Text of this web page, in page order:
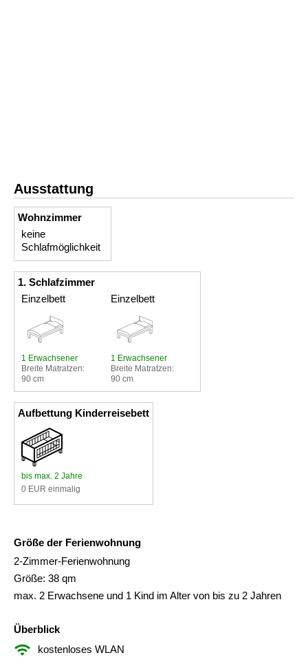
Ausstattung
Wohnzimmer
keine
Schlafmöglichkeit
1. Schlafzimmer
Einzelbett
1 Erwachsener
Breite Matratzen:
90 cm
Einzelbett
1 Erwachsener
Breite Matratzen:
90 cm
Aufbettung Kinderreisebett
bis max. 2 Jahre
0 EUR einmalig
Größe der Ferienwohnung
2-Zimmer-Ferienwohnung
Größe: 38 qm
max. 2 Erwachsene und 1 Kind im Alter von bis zu 2 Jahren
Überblick
kostenloses WLAN